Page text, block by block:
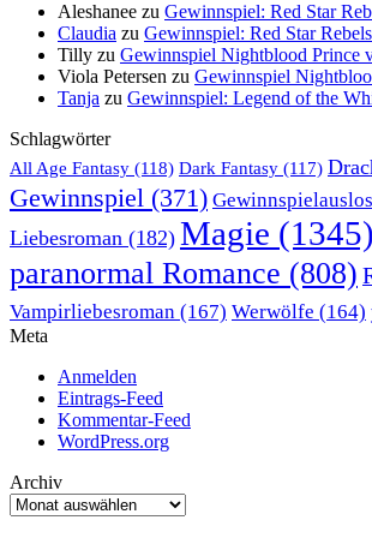
Aleshanee zu Gewinnspiel: Red Star
Claudia zu Gewinnspiel: Red Star
Tilly zu Gewinnspiel Nightblood Prince
Viola Petersen zu Gewinnspiel
Tanja zu Gewinnspiel: Legend of the
Schlagwörter
All Age Fantasy (118) Dark Fantasy (117)
Gewinnspiel (371)
Liebesroman (182) Magie (1345)
paranormal Romance (808)
Vampirliebesroman (167) Werwölfe (164)
Meta
Anmelden
Eintrags-Feed
Kommentar-Feed
WordPress.org
Archiv
Archiv